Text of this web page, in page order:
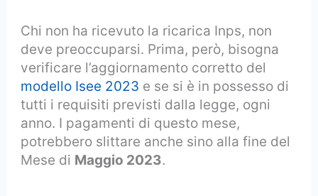
Chi non ha ricevuto la ricarica Inps, non
deve preoccuparsi. Prima, però, bisogna
verificare l’aggiornamento corretto del
modello Isee 2023 e se si è in possesso di
tutti i requisiti previsti dalla legge, ogni
anno. I pagamenti di questo mese,
potrebbero slittare anche sino alla fine del
Mese di Maggio 2023.